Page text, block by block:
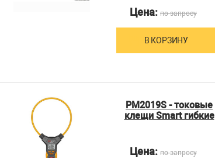
Цена: по запросу
В КОРЗИНУ
PM2019S - токовые
клещи Smart гибкие
Цена: по запросу